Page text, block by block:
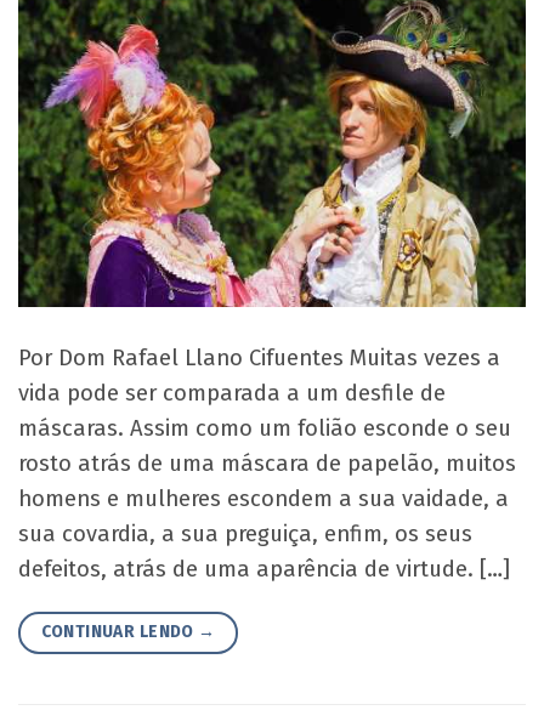
Por Dom Rafael Llano Cifuentes Muitas vezes a
vida pode ser comparada a um desfile de
máscaras. Assim como um folião esconde o seu
rosto atrás de uma máscara de papelão, muitos
homens e mulheres escondem a sua vaidade, a
sua covardia, a sua preguiça, enfim, os seus
defeitos, atrás de uma aparência de virtude. […]
CONTINUAR LENDO →